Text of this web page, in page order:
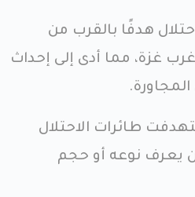
هدفًا بالقرب من
غزة، مما أدى إلى إحداث
طائرات الاحتلال
يعرف نوعه أو حجم